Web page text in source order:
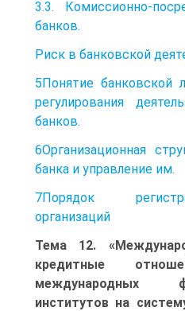
3.3. Комиссионно-
банков.
Риск в банковской
5Понятие банковской
регулирования
банков.
6Организационная
банка и управление им.
7Порядок
организаций
Тема 12.
кредитные
международных
институтов на